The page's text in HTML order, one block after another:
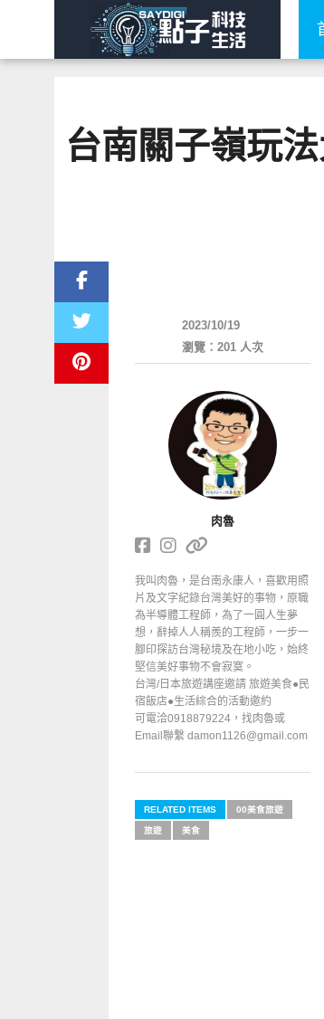
台南關子嶺玩
2023/10/19
瀏覽：201 人次
肉魯
我叫肉魯，是台南永康人，喜歡用照
片及文字紀錄台灣美好的事物，原職
為半導體工程師，為了一圓人生夢
想，辭掉人人稱羨的工程師，一步一
腳印探訪台灣秘境及在地小吃，始終
堅信美好事物不會寂寞。
台灣/日本旅遊講座邀請 旅遊美食●民
宿飯店●生活綜合的活動邀約
可電洽0918879224，找肉魯或
Email聯繫 damon1126@gmail.com
RELATED ITEMS 00美食旅遊
旅遊 美食